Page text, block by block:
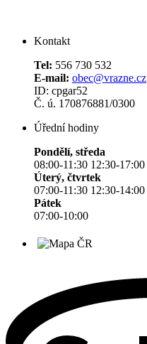
Kontakt
Tel: 556 730 532
E-mail: obec@vrazne.cz
ID: cpgar52
Č. ú. 170876881/0300
Úřední hodiny
Pondělí, středa
08:00-11:30 12:30-17:00
Úterý, čtvrtek
07:00-11:30 12:30-14:00
Pátek
07:00-10:00